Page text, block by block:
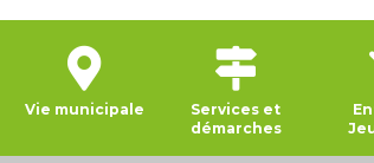
Vie municipale
Services et
démarches